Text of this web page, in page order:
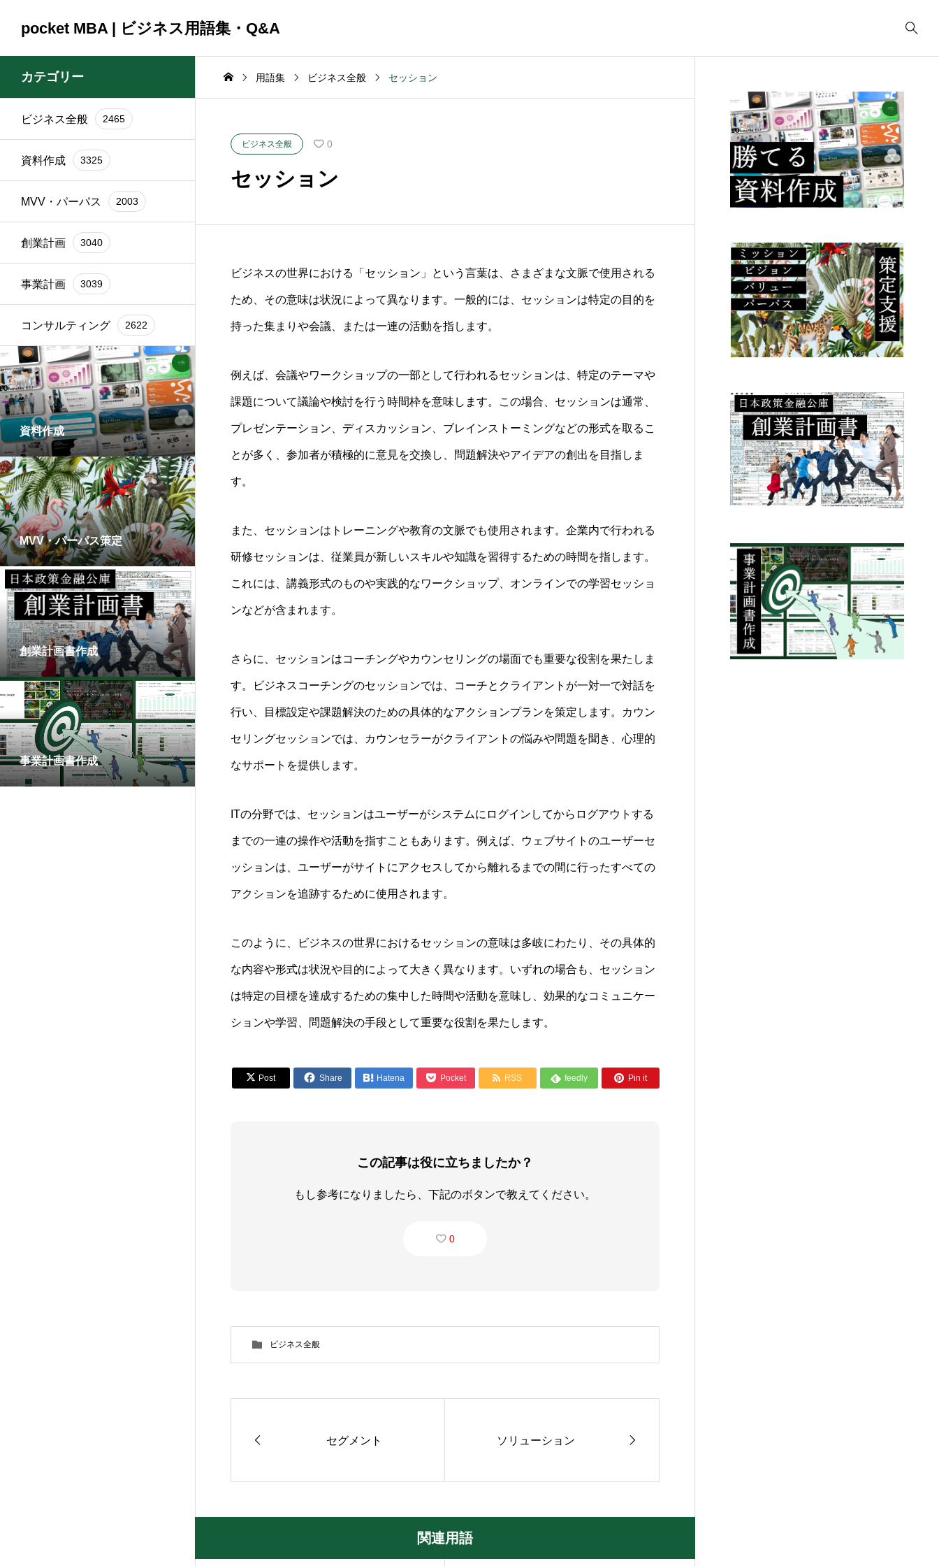
pocket MBA | ビジネス用語集・Q&A
資料作成 2622
ン
2025.09.23
ブランド再構築の際に
関係者を巻き込むコツ
は？
2025.09.23
間はどれくらいです
コンサルティング
2025.09.23
クラウド移行に必要な
事前準備は何か？
カテゴリー
ビジネス全般 2465
資料作成 3325
MVV・パーパス 2003
創業計画 3040
事業計画 3039
コンサルティング 2622
資料作成
MVV・パーパス策定
創業計画書作成
事業計画書作成
用語集 ビジネス全般 セッション
ビジネス全般 0
セッション
ビジネスの世界における「セッション」という言葉は、さまざまな文脈で使用される
ため、その意味は状況によって異なります。一般的には、セッションは特定の目的を
持った集まりや会議、または一連の活動を指します。
例えば、会議やワークショップの一部として行われるセッションは、特定のテーマや
課題について議論や検討を行う時間枠を意味します。この場合、セッションは通常、
プレゼンテーション、ディスカッション、ブレインストーミングなどの形式を取るこ
とが多く、参加者が積極的に意見を交換し、問題解決やアイデアの創出を目指しま
す。
また、セッションはトレーニングや教育の文脈でも使用されます。企業内で行われる
研修セッションは、従業員が新しいスキルや知識を習得するための時間を指します。
これには、講義形式のものや実践的なワークショップ、オンラインでの学習セッショ
ンなどが含まれます。
さらに、セッションはコーチングやカウンセリングの場面でも重要な役割を果たしま
す。ビジネスコーチングのセッションでは、コーチとクライアントが一対一で対話を
行い、目標設定や課題解決のための具体的なアクションプランを策定します。カウン
セリングセッションでは、カウンセラーがクライアントの悩みや問題を聞き、心理的
なサポートを提供します。
ITの分野では、セッションはユーザーがシステムにログインしてからログアウトする
までの一連の操作や活動を指すこともあります。例えば、ウェブサイトのユーザーセ
ッションは、ユーザーがサイトにアクセスしてから離れるまでの間に行ったすべての
アクションを追跡するために使用されます。
このように、ビジネスの世界におけるセッションの意味は多岐にわたり、その具体的
な内容や形式は状況や目的によって大きく異なります。いずれの場合も、セッション
は特定の目標を達成するための集中した時間や活動を意味し、効果的なコミュニケー
ションや学習、問題解決の手段として重要な役割を果たします。
 Post  Share  Hatena  Pocket  RSS  feedly  Pin it
この記事は役に立ちましたか？
もし参考になりましたら、下記のボタンで教えてください。
0
ビジネス全般
セグメント ソリューション
関連用語